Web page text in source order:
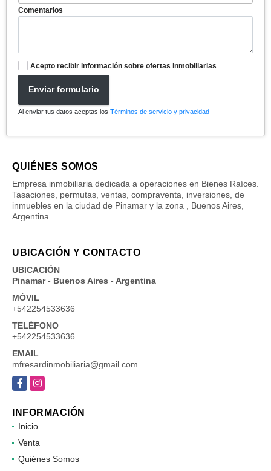
Comentarios
Acepto recibir información sobre ofertas inmobiliarias
Enviar formulario
Al enviar tus datos aceptas los Términos de servicio y privacidad
QUIÉNES SOMOS
Empresa inmobiliaria dedicada a operaciones en Bienes Raíces.
Tasaciones, permutas, ventas, compraventa, inversiones, de
inmuebles en la ciudad de Pinamar y la zona , Buenos Aires,
Argentina
UBICACIÓN Y CONTACTO
UBICACIÓN
Pinamar - Buenos Aires - Argentina
MÓVIL
+542254533636
TELÉFONO
+542254533636
EMAIL
mfresardinmobiliaria@gmail.com
FacebookInstagram
INFORMACIÓN
Inicio
Venta
Quiénes Somos